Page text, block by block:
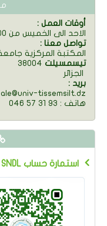
: أوقات العمل
الاحد الى الخميس من 08:00 الى 16:30
: تواصل معنا
المكتبة المركزية
38004 تيسمسيلت
: بريد
tissemsilt.dz
046 57 31 93 : هاتف
SNDL استمارة حساب